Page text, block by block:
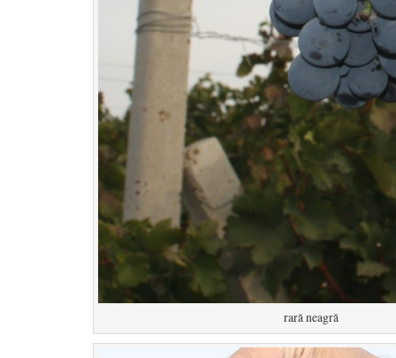
rară neagră